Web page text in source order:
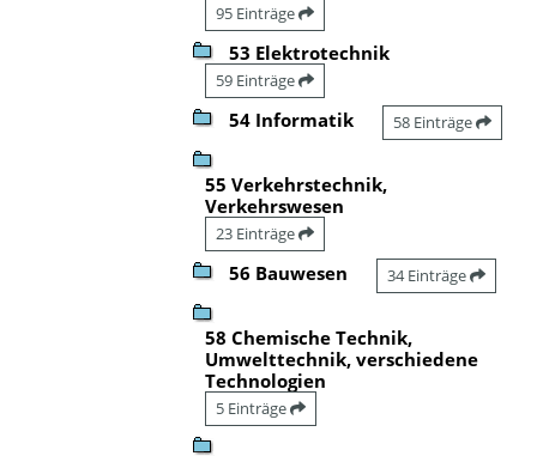
95 Einträge
53 Elektrotechnik
59 Einträge
54 Informatik 58 Einträge
55 Verkehrstechnik,
Verkehrswesen
23 Einträge
56 Bauwesen 34 Einträge
58 Chemische Technik,
Umwelttechnik, verschiedene
Technologien
5 Einträge